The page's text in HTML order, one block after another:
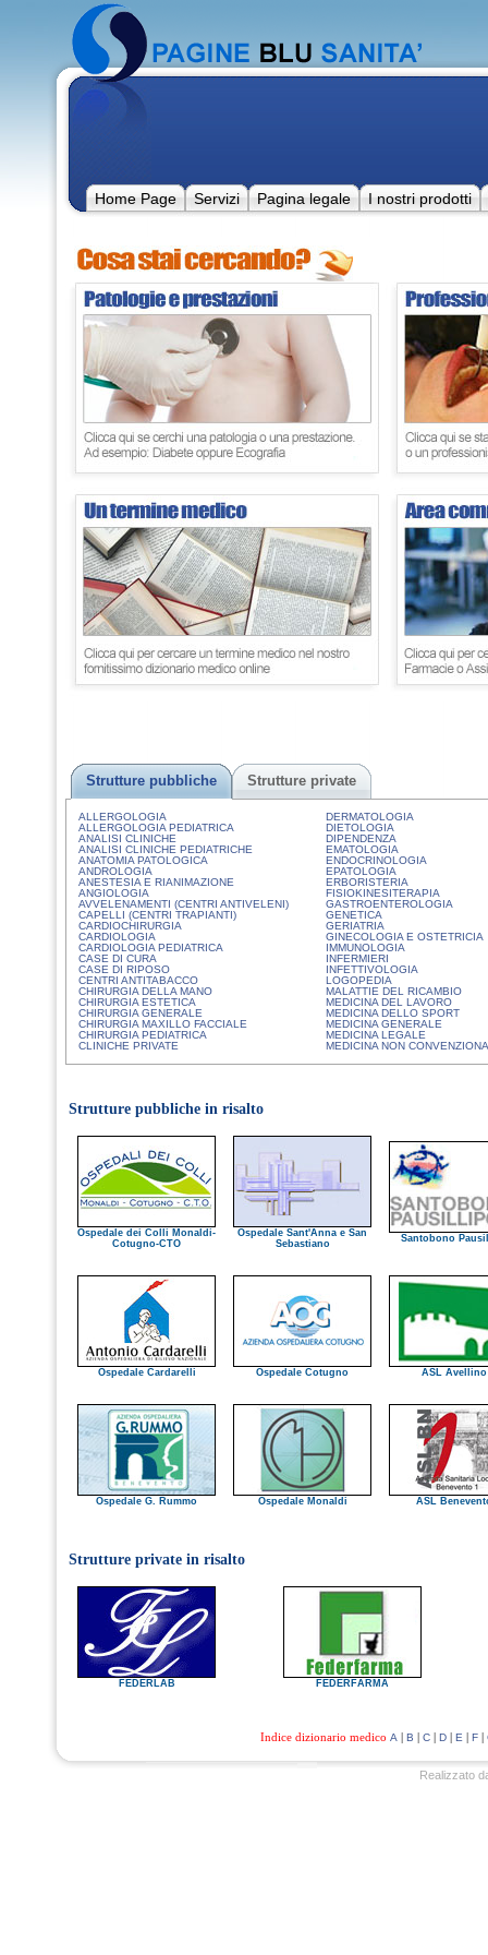
Home Page Servizi Pagina legale I nostri prodotti
Strutture pubbliche Strutture private
ALLERGOLOGIA
DERMATOLOGIA
ALLERGOLOGIA PEDIATRICA
DIETOLOGIA
ANALISI CLINICHE
DIPENDENZA
ANALISI CLINICHE PEDIATRICHE
EMATOLOGIA
ANATOMIA PATOLOGICA
ENDOCRINOLOGIA
ANDROLOGIA
EPATOLOGIA
ANESTESIA E RIANIMAZIONE
ERBORISTERIA
ANGIOLOGIA
FISIOKINESITERAPIA
AVVELENAMENTI (CENTRI ANTIVELENI)
GASTROENTEROLOGIA
CAPELLI (CENTRI TRAPIANTI)
GENETICA
CARDIOCHIRURGIA
GERIATRIA
CARDIOLOGIA
GINECOLOGIA E OSTETRICIA
CARDIOLOGIA PEDIATRICA
IMMUNOLOGIA
CASE DI CURA
INFERMIERI
CASE DI RIPOSO
INFETTIVOLOGIA
CENTRI ANTITABACCO
LOGOPEDIA
CHIRURGIA DELLA MANO
MALATTIE DEL RICAMBIO
CHIRURGIA ESTETICA
MEDICINA DEL LAVORO
CHIRURGIA GENERALE
MEDICINA DELLO SPORT
CHIRURGIA MAXILLO FACCIALE
MEDICINA GENERALE
CHIRURGIA PEDIATRICA
MEDICINA LEGALE
CLINICHE PRIVATE
MEDICINA NON
Strutture pubbliche in risalto
Ospedale dei Colli Monaldi-
Cotugno-CTO
Ospedale Sant'Anna e San
Sebastiano
Santobono
Ospedale Cardarelli Ospedale Cotugno ASL Avellino
Ospedale G. Rummo Ospedale Monaldi ASL
Strutture private in risalto
FEDERLAB FEDERFARMA
Indice dizionario medico A | B | C| D| E | F|
Realizzato